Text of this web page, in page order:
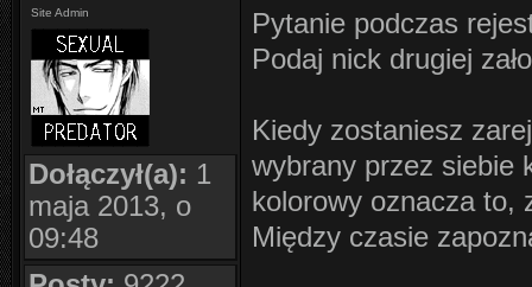
Site Admin
Dołączył(a): 1
maja 2013, o
09:48
Pytanie podczas
Podaj nick drugiej
Kiedy zostaniesz
wybrany przez siebie
kolorowy oznacza to,
Między czasie